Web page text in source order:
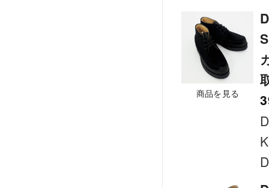
商品を見る